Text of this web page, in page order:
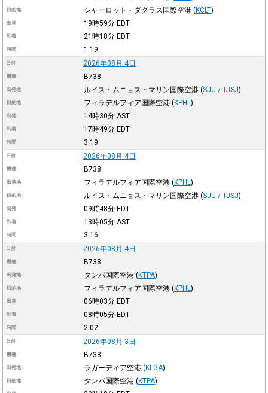
目的地 シャーロット・ダグラス国際空港 (KCLT)
出発 19時59分 EDT
到着 21時18分 EDT
時間 1:19
日付 2026年08月 4日
機種 B738
出発地 ルイス・ムニョス・マリン国際空港 (SJU / TJSJ)
目的地 フィラデルフィア国際空港 (KPHL )
出発 14時30分 AST
到着 17時49分 EDT
時間 3:19
日付 2026年08月 4日
機種 B738
出発地 フィラデルフィア国際空港 (KPHL )
目的地 ルイス・ムニョス・マリン国際空港 (SJU / TJSJ)
出発 09時48分 EDT
到着 13時05分 AST
時間 3:16
日付 2026年08月 4日
機種 B738
出発地 タンパ国際空港 (KTPA)
目的地 フィラデルフィア国際空港 (KPHL )
出発 06時03分 EDT
到着 08時05分 EDT
時間 2:02
日付 2026年08月 3日
機種 B738
出発地 ラガーディア空港 (KLGA)
目的地 タンパ国際空港 (KTPA)